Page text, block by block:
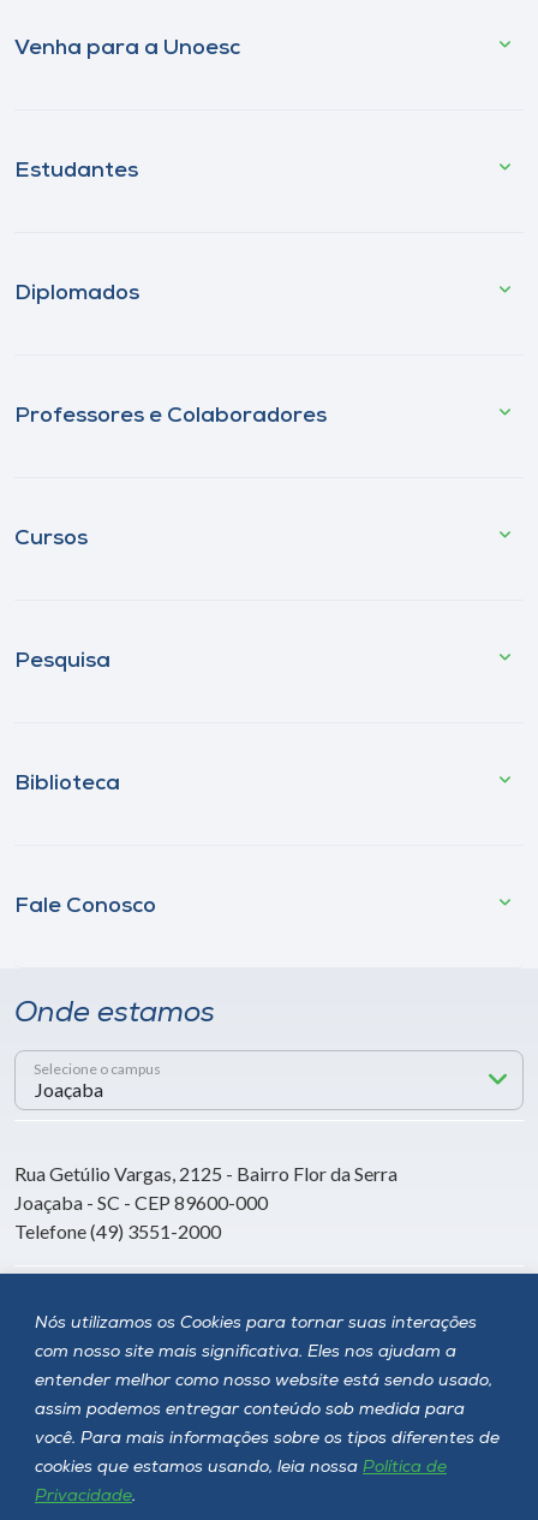
Nós utilizamos os Cookies para tornar suas interações
com nosso site mais significativa. Eles nos ajudam a
entender melhor como nosso website está sendo usado,
assim podemos entregar conteúdo sob medida para
você. Para mais informações sobre os tipos diferentes de
cookies que estamos usando, leia nossa Política de
Privacidade.
Venha para a Unoesc
Estudantes
Diplomados
Professores e Colaboradores
Cursos
Pesquisa
Biblioteca
Fale Conosco
Onde estamos
Selecione o campus
Rua Getúlio Vargas, 2125 - Bairro Flor da Serra
Joaçaba - SC - CEP 89600-000
Telefone (49) 3551-2000
Siga a Unoesc